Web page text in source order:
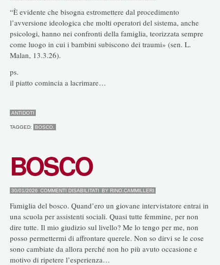
“È evidente che bisogna estromettere dal procedimento
l’avversione ideologica che molti operatori del sistema, anche
psicologi, hanno nei confronti della famiglia, teorizzata sempre
come luogo in cui i bambini subiscono dei traumi» (sen. L.
Malan, 13.3.26).
ps.
il piatto comincia a lacrimare…
ANTIDOTI
TAGGED: BOSCO.
BOSCO
30/01/2026 COMMENTI DISABILITATI SU
BY RINO.CAMMILLERI
Famiglia del bosco. Quand’ero un giovane intervistatore entrai in
una scuola per assistenti sociali. Quasi tutte femmine, per non
dire tutte. Il mio giudizio sul livello? Me lo tengo per me, non
posso permettermi di affrontare querele. Non so dirvi se le cose
sono cambiate da allora perché non ho più avuto occasione e
motivo di ripetere l’esperienza…